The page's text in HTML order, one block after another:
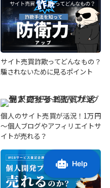
サイト売買詐欺ってどんなもの？
騙されないために見るポイント
個人のサイト売買が活況！1万円
～個人ブログやアフィリエイトサ
イトが売れる？